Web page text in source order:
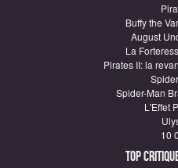
Buffy the
August
La
Pirates II: la
Spider-Man
L'Effet
10
Top